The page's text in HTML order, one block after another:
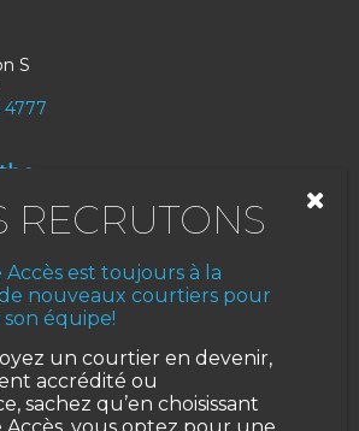
S
4777
6M6
J6S 1M5
2000
Accès est toujours à la
nouveaux courtiers pour
équipe!
un courtier en devenir,
accrédité ou
sachez qu’en choisissant